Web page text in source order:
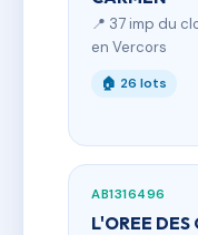
📍 37 imp du
en Vercors
🏠 26 lots
AB1316496
L'OREE DES